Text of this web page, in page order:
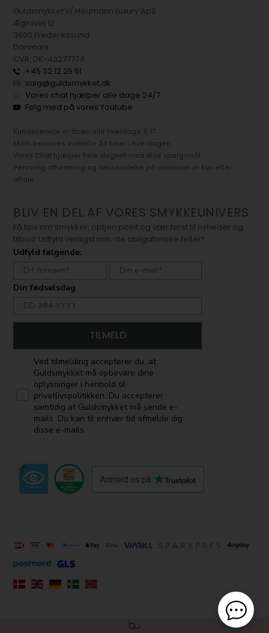
Guldsmykket v/ Houmann Luxury ApS
Ægirsvej 12
3600 Frederikssund
Danmark
CVR: DK-43277774
+45 32 12 25 51
salg@guldsmykket.dk
Vores chat hjælper alle dage 24/7
Følg med på vores Youtube
Kundeservice er åben alle hverdage 9-17.
Mails besvares indenfor 24 timer i hverdagen.
Vores Chat hjælper hele døgnet med dine spørgsmål.
Personlig afhentning og henvendelse på adressen er kun efter
aftale.
BLIV EN DEL AF VORES SMYKKEUNIVERS
Få tips om smykker, optjen point og vær først til nyheder og
tilbud. Udfyld venligst min. de obligatoriske felter*
Udfyld følgende:
Din fødselsdag
TILMELD
Ved tilmelding accepterer du, at
Guldsmykket må opbevare dine
oplysninger i henhold til
privatlivspolitikken. Du accepterer
samtidig at Guldsmykket må sende e-
mails. Du kan til enhver tid afmelde dig
disse e-mails.